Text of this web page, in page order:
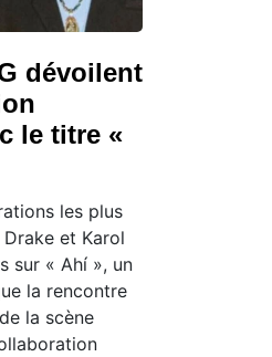
dévoilent
le titre «
les plus
et Karol
sur « Ahí », un
la rencontre
la scène